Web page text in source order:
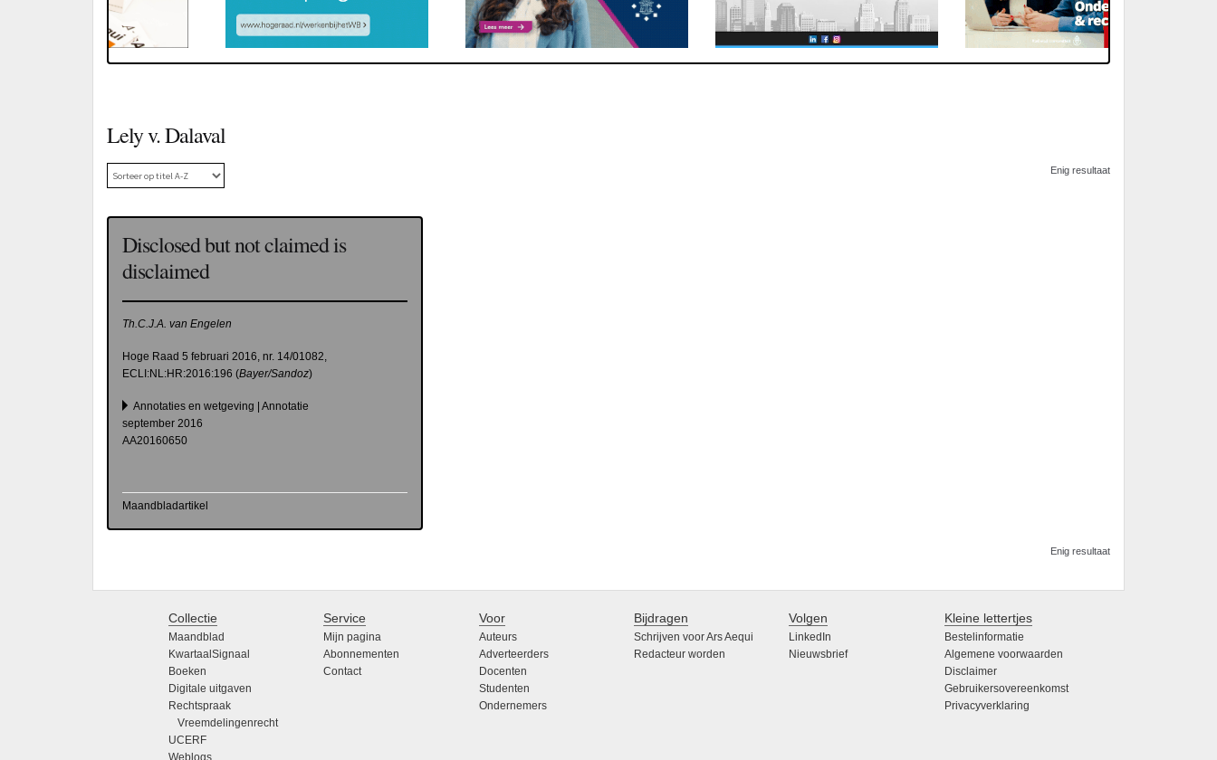
Lely v. Dalaval
Enig resultaat
Disclosed but not claimed is
disclaimed
Th.C.J.A. van Engelen
Hoge Raad 5 februari 2016, nr. 14/01082,
ECLI:NL:HR:2016:196 (Bayer/Sandoz)
Annotaties en wetgeving | Annotatie
september 2016
AA20160650
Maandbladartikel
Enig resultaat
Collectie
Maandblad
KwartaalSignaal
Boeken
Digitale uitgaven
Rechtspraak
Vreemdelingenrecht
UCERF
Service
Mijn pagina
Abonnementen
Contact
Voor
Auteurs
Adverteerders
Docenten
Studenten
Ondernemers
Bijdragen
Schrijven voor Ars Aequi
Redacteur worden
Volgen
LinkedIn
Nieuwsbrief
Kleine lettertjes
Bestelinformatie
Algemene voorwaarden
Disclaimer
Gebruikersovereenkomst
Privacyverklaring